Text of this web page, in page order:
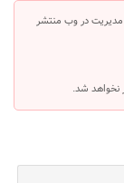
در وب منتشر
نخواهد شد.